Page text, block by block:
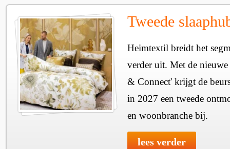
Tweede
Heimtextil breidt het
verder uit. Met de
& Connect' krijgt de
in 2027 een tweede
en woonbranche bij.
lees verder